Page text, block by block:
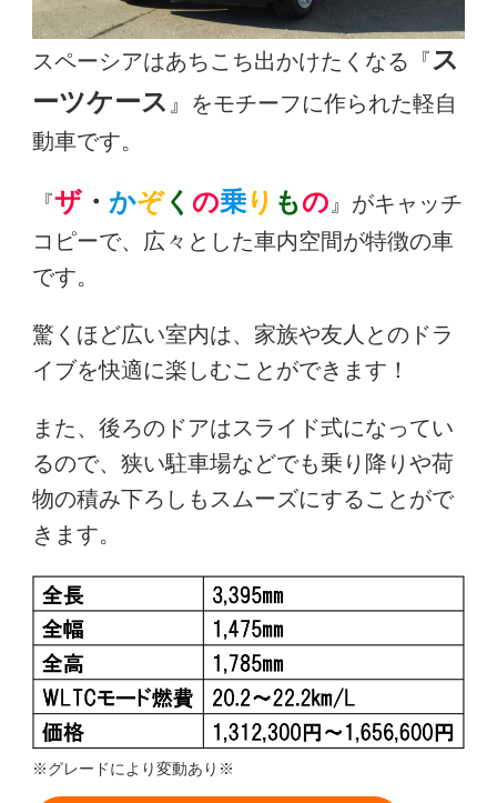
スペーシアはあちこち出かけたくなる『ス
ーツケース 』をモチーフに作られた軽自
動車です。
『ザ ・ かぞく の乗り もの 』がキャッチ
コピーで、広々とした車内空間が特徴の車
です。
驚くほど広い室内は、家族や友人とのドラ
イブを快適に楽しむことができます！
また、後ろのドアはスライド式になってい
るので、狭い駐車場などでも乗り降りや荷
物の積み下ろしもスムーズにすることがで
きます。
※グレードにより変動あり※